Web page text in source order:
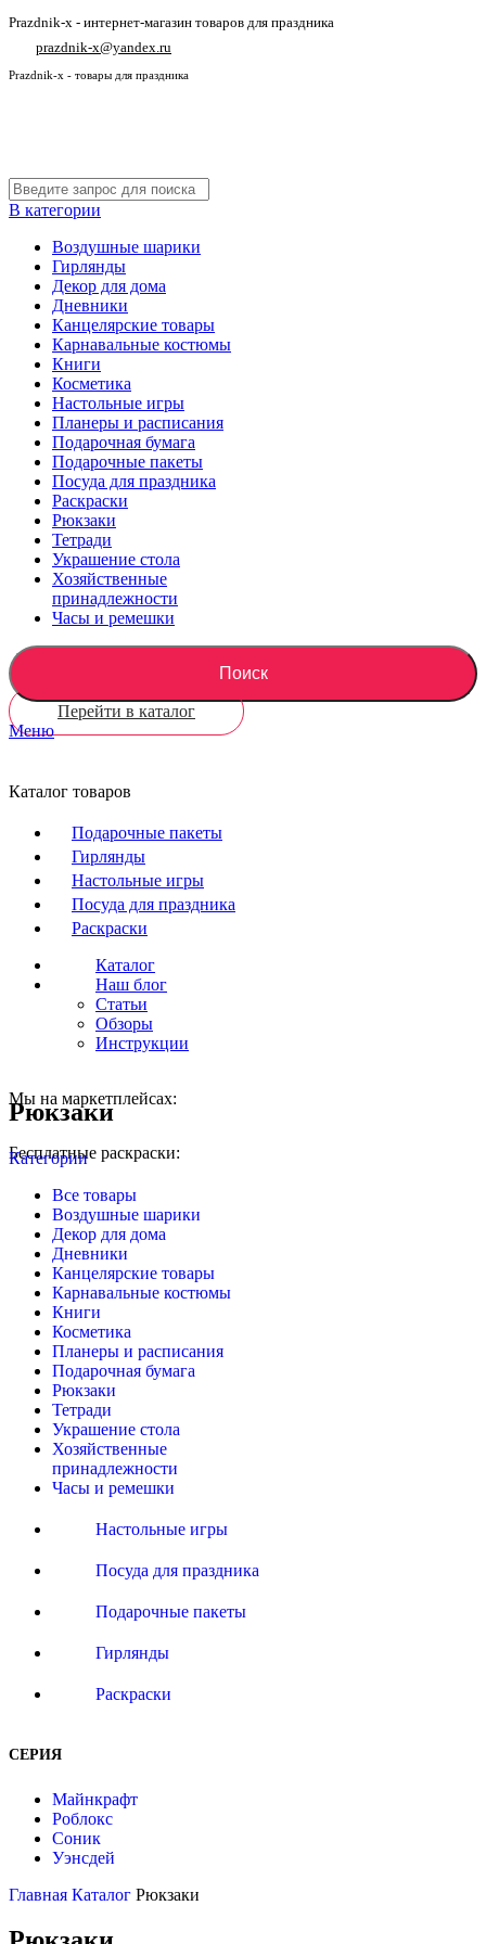
Prazdnik-x - интернет-магазин товаров для праздника
prazdnik-x@yandex.ru
Prazdnik-x - товары для праздника
В категории
Воздушные шарики
Гирлянды
Декор для дома
Дневники
Канцелярские товары
Карнавальные костюмы
Книги
Косметика
Настольные игры
Планеры и расписания
Подарочная бумага
Подарочные пакеты
Посуда для праздника
Раскраски
Рюкзаки
Тетради
Украшение стола
Хозяйственные
принадлежности
Часы и ремешки
Поиск
Перейти в каталог
Меню
Каталог товаров
Подарочные пакеты
Гирлянды
Настольные игры
Посуда для праздника
Раскраски
Каталог
Наш блог
Статьи
Обзоры
Инструкции
Мы на маркетплейсах:
Бесплатные раскраски:
Рюкзаки
Категории
Все товары
Воздушные шарики
Декор для дома
Дневники
Канцелярские товары
Карнавальные костюмы
Книги
Косметика
Планеры и расписания
Подарочная бумага
Рюкзаки
Тетради
Украшение стола
Хозяйственные
принадлежности
Часы и ремешки
Настольные игры
Посуда для праздника
Подарочные пакеты
Гирлянды
Раскраски
СЕРИЯ
Майнкрафт
Роблокс
Соник
Уэнсдей
Главная Каталог Рюкзаки